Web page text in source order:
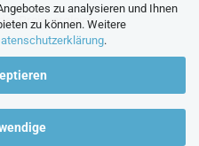
zu analysieren und Ihnen
zu können. Weitere
.